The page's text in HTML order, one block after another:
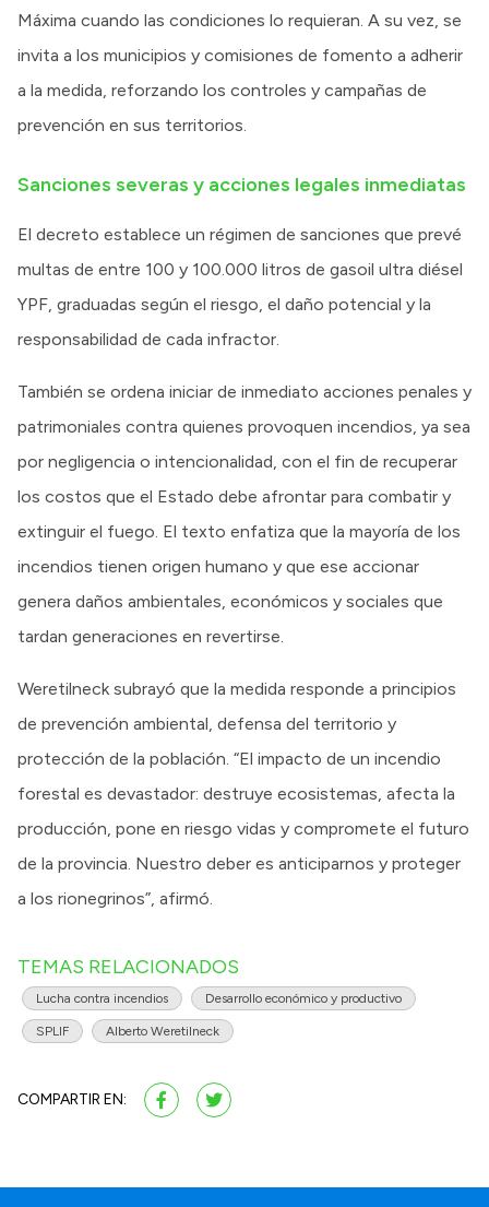
Máxima cuando las condiciones lo requieran. A su vez, se
invita a los municipios y comisiones de fomento a adherir
a la medida, reforzando los controles y campañas de
prevención en sus territorios.
Sanciones severas y acciones legales inmediatas
El decreto establece un régimen de sanciones que prevé
multas de entre 100 y 100.000 litros de gasoil ultra diésel
YPF, graduadas según el riesgo, el daño potencial y la
responsabilidad de cada infractor.
También se ordena iniciar de inmediato acciones penales y
patrimoniales contra quienes provoquen incendios, ya sea
por negligencia o intencionalidad, con el fin de recuperar
los costos que el Estado debe afrontar para combatir y
extinguir el fuego. El texto enfatiza que la mayoría de los
incendios tienen origen humano y que ese accionar
genera daños ambientales, económicos y sociales que
tardan generaciones en revertirse.
Weretilneck subrayó que la medida responde a principios
de prevención ambiental, defensa del territorio y
protección de la población. “El impacto de un incendio
forestal es devastador: destruye ecosistemas, afecta la
producción, pone en riesgo vidas y compromete el futuro
de la provincia. Nuestro deber es anticiparnos y proteger
a los rionegrinos”, afirmó.
TEMAS RELACIONADOS
Lucha contra incendios Desarrollo económico y productivo
SPLIF Alberto Weretilneck
COMPARTIR EN: